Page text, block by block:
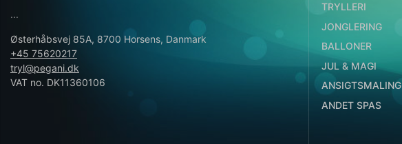
...
Østerhåbsvej 85A, 8700 Horsens, Danmark
+45 75620217
tryl@pegani.dk
VAT no. DK11360106
TRYLLERI
JONGLERING
BALLONER
JUL & MAGI
ANSIGTSMALING
ANDET SPAS